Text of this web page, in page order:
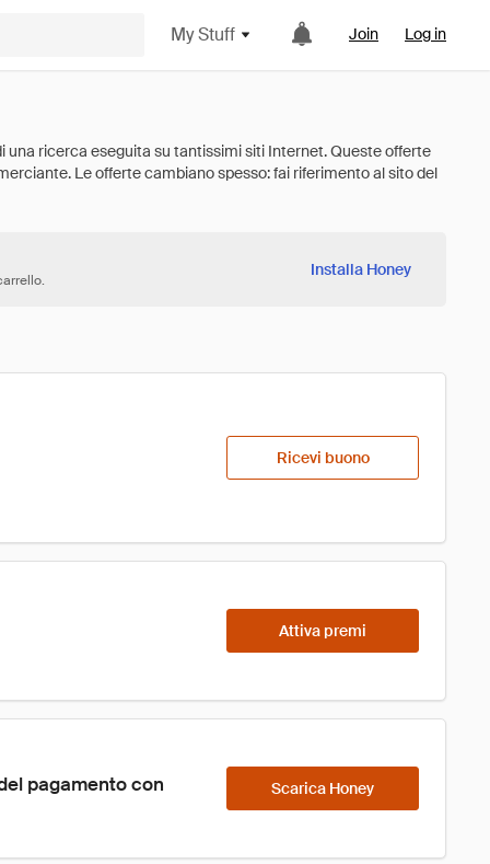
My Stuff Join Log in
Installa Honey
Ricevi buono
Attiva premi
pagamento con
Scarica Honey